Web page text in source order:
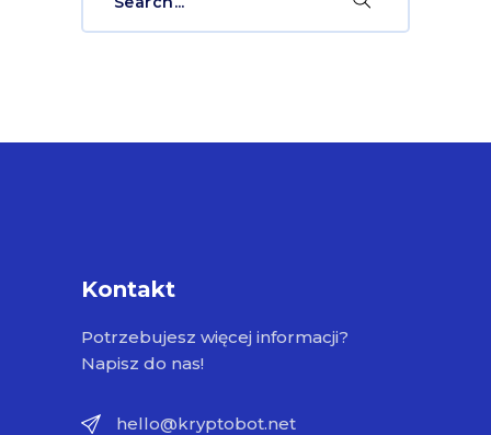
Kontakt
Potrzebujesz więcej informacji?
Napisz do nas!
hello@kryptobot.net